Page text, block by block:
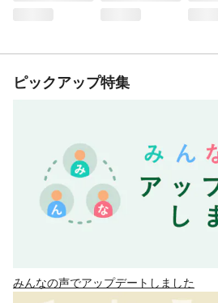
ピックアップ特集
みんなの声でアップデートしました